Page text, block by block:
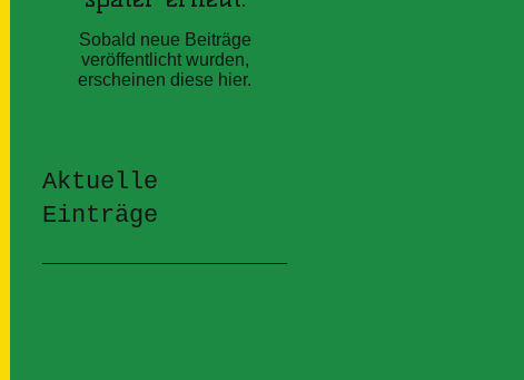
Sobald neue Beiträge
veröffentlicht wurden,
erscheinen diese hier.
Aktuelle
Einträge